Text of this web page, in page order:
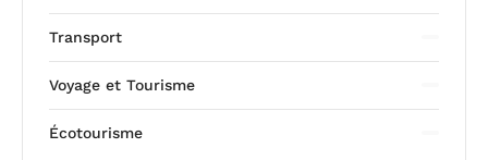
Transport
Voyage et Tourisme
Écotourisme